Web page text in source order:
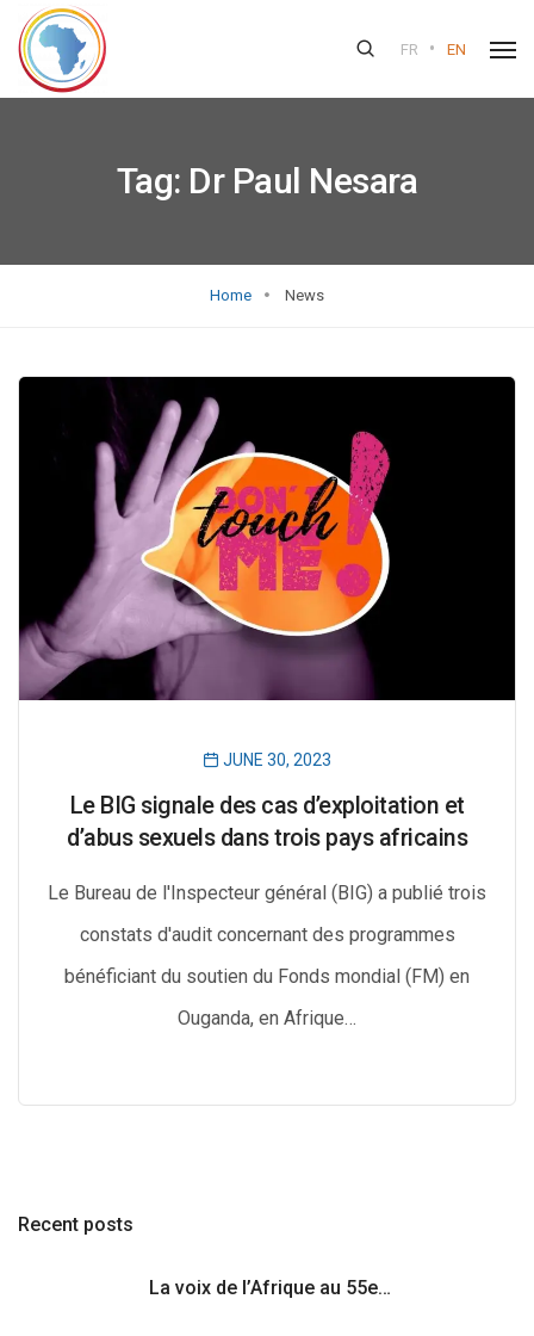
FR • EN
Tag: Dr Paul Nesara
Home News
JUNE 30, 2023
Le BIG signale des cas d’exploitation et
d’abus sexuels dans trois pays africains
Le Bureau de l'Inspecteur général (BIG) a publié trois
constats d'audit concernant des programmes
bénéficiant du soutien du Fonds mondial (FM) en
Ouganda, en Afrique…
Recent posts
La voix de l’Afrique au 55e…